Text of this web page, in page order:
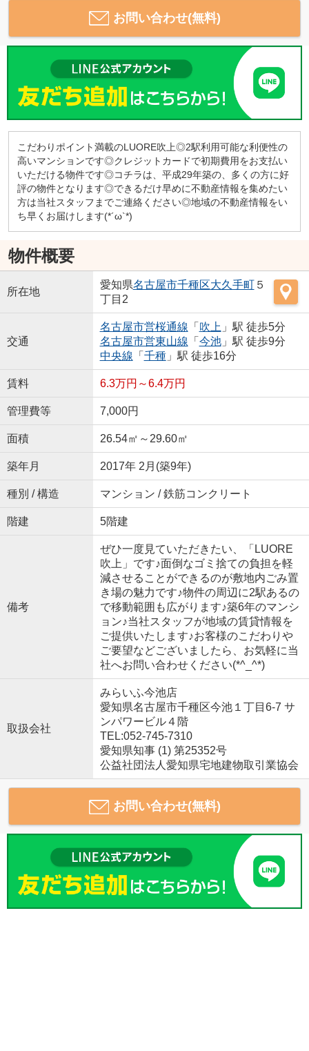
お問い合わせ(無料)
こだわりポイント満載のLUORE吹上◎2駅利用可能な利便性の
高いマンションです◎クレジットカードで初期費用をお支払い
いただける物件です◎コチラは、平成29年築の、多くの方に好
評の物件となります◎できるだけ早めに不動産情報を集めたい
方は当社スタッフまでご連絡ください◎地域の不動産情報をい
ち早くお届けします(*´ω`*)
物件概要
所在地
愛知県名古屋市千種区大久手町５
丁目2
交通
名古屋市営桜通線 「 吹上」駅 徒歩5分
名古屋市営東山線 「 今池」駅 徒歩9分
中央線 「 千種」駅 徒歩16分
賃料 6.3万円～6.4万円
管理費等 7,000円
面積 26.54㎡～29.60㎡
築年月 2017年 2月(築9年)
種別 / 構造 マンション / 鉄筋コンクリート
階建 5階建
備考
ぜひ一度見ていただきたい、「LUORE
吹上」です♪面倒なゴミ捨ての負担を軽
減させることができるのが敷地内ごみ置
き場の魅力です♪物件の周辺に2駅あるの
で移動範囲も広がります♪築6年のマンシ
ョン♪当社スタッフが地域の賃貸情報を
ご提供いたします♪お客様のこだわりや
ご要望などございましたら、お気軽に当
社へお問い合わせください(*^_^*)
取扱会社
みらいふ今池店
愛知県名古屋市千種区今池１丁目6-7 サ
ンパワービル４階
TEL:052-745-7310
愛知県知事 (1) 第25352号
公益社団法人愛知県宅地建物取引業協会
お問い合わせ(無料)